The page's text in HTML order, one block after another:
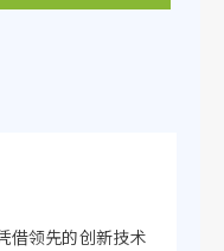
借领先的创新技术